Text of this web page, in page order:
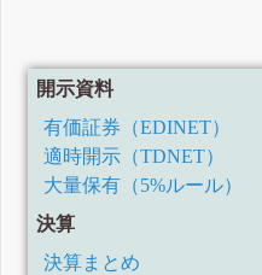
開示資料
有価証券（EDINET）
適時開示（TDNET）
大量保有（5%ルール）
決算
決算まとめ